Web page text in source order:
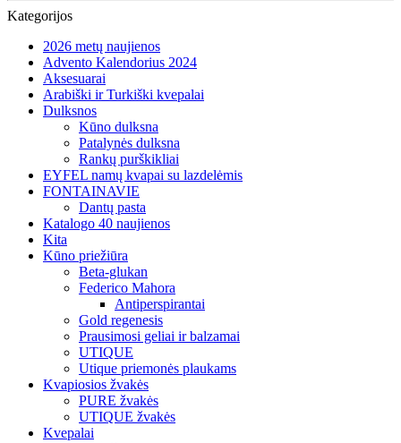
Kategorijos
2026 metų naujienos
Advento Kalendorius 2024
Aksesuarai
Arabiški ir Turkiški kvepalai
Dulksnos
Kūno dulksna
Patalynės dulksna
Rankų purškikliai
EYFEL namų kvapai su lazdelėmis
FONTAINAVIE
Dantų pasta
Katalogo 40 naujienos
Kita
Kūno priežiūra
Beta-glukan
Federico Mahora
Antiperspirantai
Gold regenesis
Prausimosi geliai ir balzamai
UTIQUE
Utique priemonės plaukams
Kvapiosios žvakės
PURE žvakės
UTIQUE žvakės
Kvepalai